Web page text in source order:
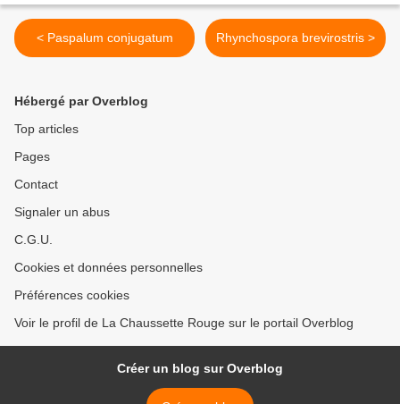
< Paspalum conjugatum Rhynchospora brevirostris >
Hébergé par Overblog
Top articles
Pages
Contact
Signaler un abus
C.G.U.
Cookies et données personnelles
Préférences cookies
Voir le profil de La Chaussette Rouge sur le portail Overblog
Créer un blog sur Overblog